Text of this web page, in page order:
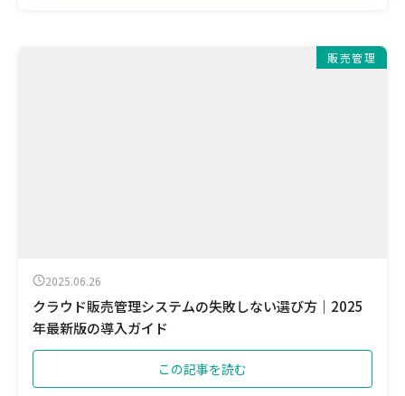
販売管理
2025.06.26
クラウド販売管理システムの失敗しない選び方｜2025
年最新版の導入ガイド
この記事を読む